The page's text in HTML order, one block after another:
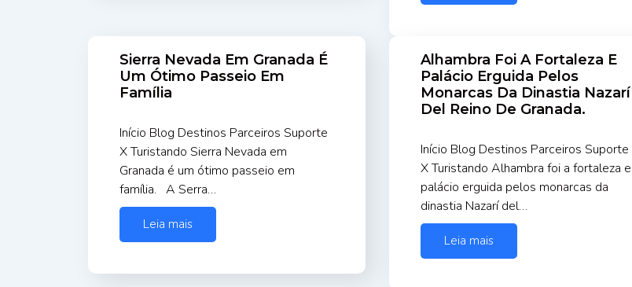
Sierra Nevada Em Granada É
Um Ótimo Passeio Em
Família
Início Blog Destinos Parceiros Suporte
X Turistando Sierra Nevada em
Granada é um ótimo passeio em
família. A Serra…
Leia mais
Alhambra Foi A Fortaleza E
Palácio Erguida Pelos
Monarcas Da Dinastia Nazarí
Del Reino De Granada.
Início Blog Destinos Parceiros Suporte
X Turistando Alhambra foi a fortaleza e
palácio erguida pelos monarcas da
dinastia Nazarí del…
Leia mais